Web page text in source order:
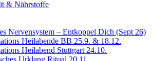
& Nährstoffe
Nervensystem – Entkoppel Dich (Sept 26)
Heilabende BB 25.9. & 18.12.
Heilabend Stuttgart 24.10.
Urklang Ritual 20.11.